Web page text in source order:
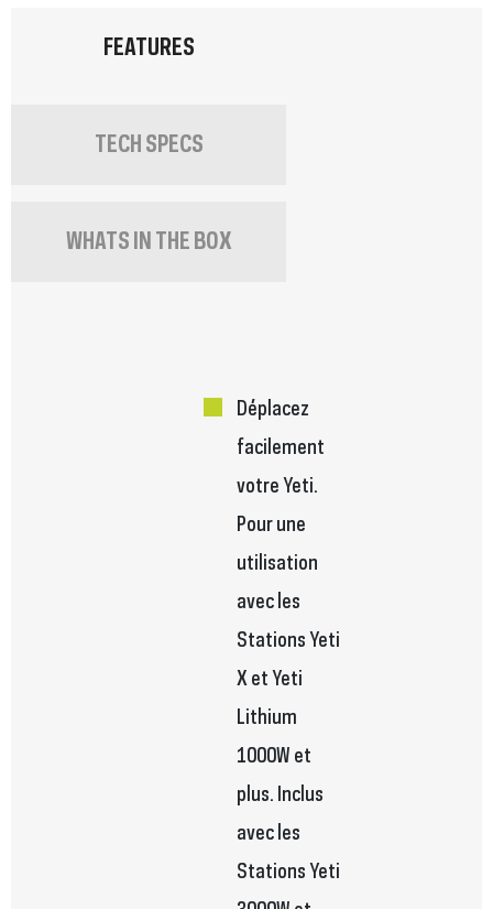
FEATURES
TECH SPECS
WHATS IN THE BOX
Déplacez
facilement
votre Yeti.
Pour une
utilisation
avec les
Stations Yeti
X et Yeti
Lithium
1000W et
plus. Inclus
avec les
Stations Yeti